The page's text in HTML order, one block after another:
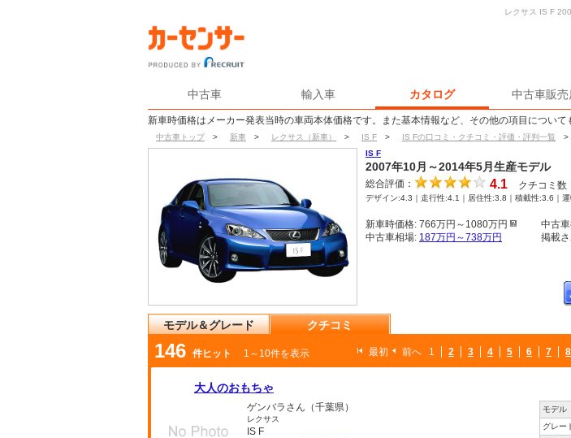
中古車 輸入車 カタログ 中古車販売
新車時価格はメーカー発表当時の車両本体価格です。また基本情報など、その他の項目について
中古車トップ > 新車 > レクサス（新車） > IS F > IS Fの口コミ・クチコミ・評価・評判一覧 >
レクサス IS F
IS F
2007年10月～2014年5月生産モデル
総合評価： 4.1 クチコミ数
デザイン:4.3｜走行性:4.1｜居住性:3.8｜積載性:3.6｜
新車時価格: 766万円～1080万円
中古車相場: 187万円～738万円
中古
掲載
モデル＆グレード クチコミ
146 件ヒット 1～10件を表示 最初 前へ 1 2 3 4 5 6 7 8
大人のおもちゃ
ゲンバラさん（千葉県）
レクサス
IS F
モデル
グレー